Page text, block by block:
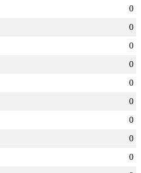
0
0
0
0
0
0
0
0
0